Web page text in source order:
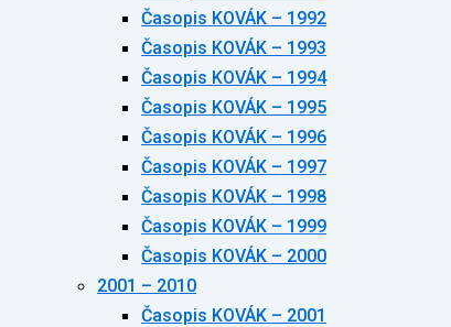
Časopis KOVÁK – 1992
Časopis KOVÁK – 1993
Časopis KOVÁK – 1994
Časopis KOVÁK – 1995
Časopis KOVÁK – 1996
Časopis KOVÁK – 1997
Časopis KOVÁK – 1998
Časopis KOVÁK – 1999
Časopis KOVÁK – 2000
2001 – 2010
Časopis KOVÁK – 2001